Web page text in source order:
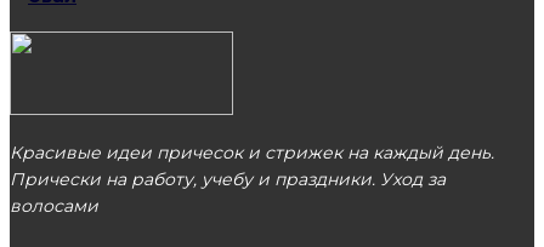
Красивые идеи причесок и стрижек на каждый день.
Прически на работу, учебу и праздники. Уход за
волосами